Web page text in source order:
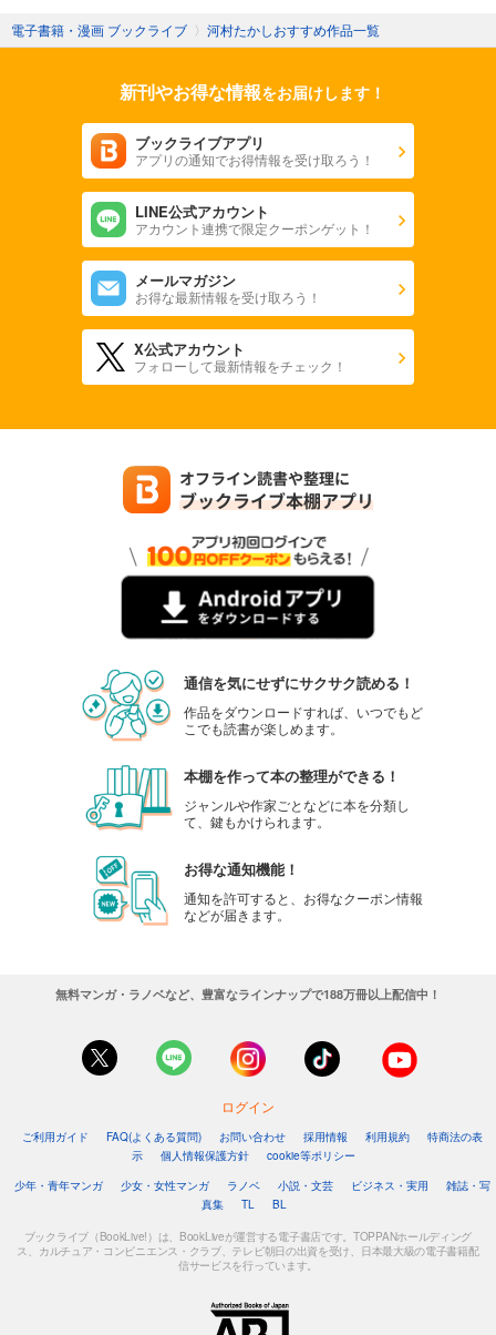
電子書籍・漫画 ブックライブ 〉 河村たかしおすすめ作品一覧
新刊やお得な情報をお届けします！
ブックライブアプリ
アプリの通知でお得情報を受け取ろう！
LINE公式アカウント
アカウント連携で限定クーポンゲット！
メールマガジン
お得な最新情報を受け取ろう！
X公式アカウント
フォローして最新情報をチェック！
通信を気にせずにサクサク読める！
作品をダウンロードすれば、いつでもど
こでも読書が楽しめます。
本棚を作って本の整理ができる！
ジャンルや作家ごとなどに本を分類し
て、鍵もかけられます。
お得な通知機能！
通知を許可すると、お得なクーポン情報
などが届きます。
無料マンガ・ラノベなど、豊富なラインナップで188万冊以上配信中！
ログイン
ご利用ガイド FAQ(よくある質問) お問い合わせ 採用情報 利用規約
特商法の表
示
個人情報保護方針
cookie等ポリシー
少年・青年マンガ
少女・女性マンガ ラノベ 小説・文芸 ビジネス・実用
雑誌・写
真集
TL BL
ブックライブ（BookLive!）は、BookLiveが運営する電子書店です。TOPPANホールディング
ス、カルチュア・コンビニエンス・クラブ、テレビ朝日の出資を受け、日本最大級の電子書籍配
信サービスを行っています。